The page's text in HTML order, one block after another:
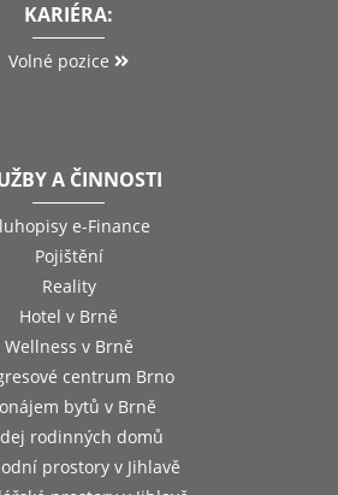
KARIÉRA:
Volné pozice
A ČINNOSTI
e-Finance
Pojištění
Reality
Hotel v Brně
Wellness v Brně
centrum Brno
bytů v Brně
rodinných domů
prostory v Jihlavě